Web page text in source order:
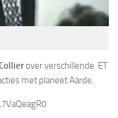
over verschillende ET
met planeet Aarde.